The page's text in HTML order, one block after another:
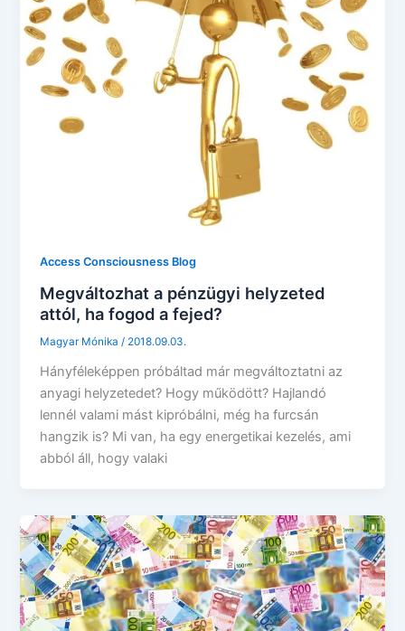
Access Consciousness Blog
Megváltozhat a pénzügyi helyzeted
attól, ha fogod a fejed?
Magyar Mónika / 2018.09.03.
Hányféleképpen próbáltad már megváltoztatni az
anyagi helyzetedet? Hogy működött? Hajlandó
lennél valami mást kipróbálni, még ha furcsán
hangzik is? Mi van, ha egy energetikai kezelés, ami
abból áll, hogy valaki